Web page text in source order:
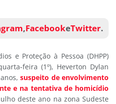
,FacebookeTwitter.
e Proteção à Pessoa (DHPP)
feira (1º), Heverton Dylan
suspeito de envolvimento
e na tentativa de homicídio
deste ano na zona Sudeste